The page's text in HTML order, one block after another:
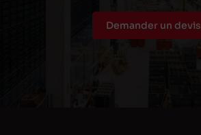
Demander un devis